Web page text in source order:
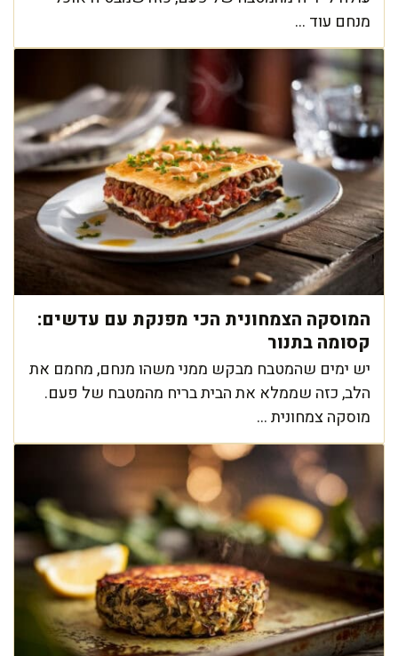
מנחם עוד ...
המוסקה הצמחונית הכי מפנקת עם עדשים:
קסומה בתנור
יש ימים שהמטבח מבקש ממני משהו מנחם, מחמם את
הלב, כזה שממלא את הבית בריח מהמטבח של פעם.
מוסקה צמחונית ...